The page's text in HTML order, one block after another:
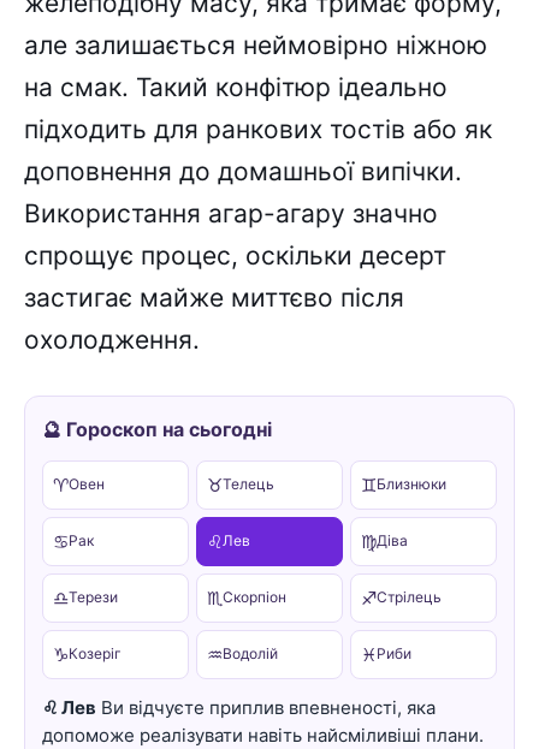
але залишається неймовірно ніжною
на смак. Такий конфітюр ідеально
підходить для ранкових тостів або як
доповнення до домашньої випічки.
Використання агар-агару значно
спрощує процес, оскільки десерт
застигає майже миттєво після
охолодження.
🔮 Гороскоп на сьогодні
♈Овен ♉Телець ♊Близнюки
♋Рак ♌Лев ♍Діва
♎Терези ♏ Скорпіон ♐Стрілець
♑Козеріг ♒Водолій ♓ Риби
♌ Лев Ви відчуєте приплив впевненості, яка
допоможе реалізувати навіть найсміливіші плани.